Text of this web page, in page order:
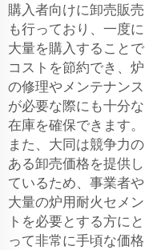
購入者向けに卸売販売
も行っており、一度に
大量を購入することで
コストを節約でき、炉
の修理やメンテナンス
が必要な際にも十分な
在庫を確保できます。
また、大同は競争力の
ある卸売価格を提供し
ているため、事業者や
大量の炉用耐火セメン
トを必要とする方にと
って非常に手頃な価格